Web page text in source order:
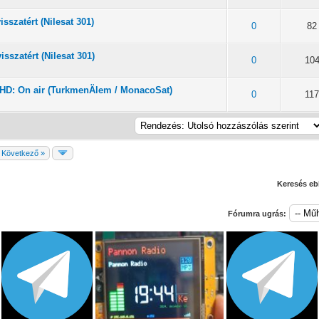
(Nilesat 301) 0 82
5 átlagban
2345
(Nilesat 301) 0 104
5 átlagban
2345
On air (TurkmenÄlem / MonacoSat) 0 117
átlagban
234 5
Következő »
Keresés
Fórumra ugrás: